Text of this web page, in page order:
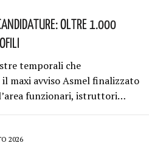
Oltre 1.000
temporali che
maxi avviso Asmel finalizzato
funzionari, istruttori…
2026